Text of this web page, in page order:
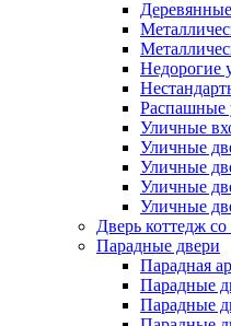
Недорогие
Распашные
Уличные
Уличные
Уличные
Уличные
Уличные
Дверь коттедж со
Парадные двери
Парадная
Парадные
Парадные